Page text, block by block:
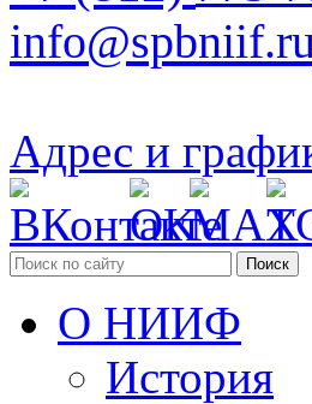
Адрес и
Поиск
О НИИФ
История